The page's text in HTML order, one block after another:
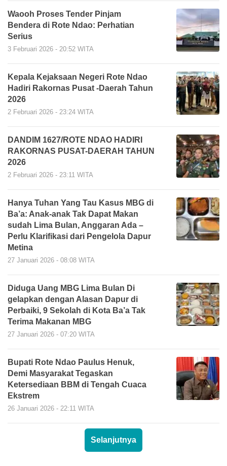
Waooh Proses Tender Pinjam
Bendera di Rote Ndao: Perhatian
Serius
3 Februari 2026 - 20:52 WITA
Kepala Kejaksaan Negeri Rote Ndao
Hadiri Rakornas Pusat -Daerah Tahun
2026
2 Februari 2026 - 23:24 WITA
DANDIM 1627/ROTE NDAO HADIRI
RAKORNAS PUSAT-DAERAH TAHUN
2026
2 Februari 2026 - 23:11 WITA
Hanya Tuhan Yang Tau Kasus MBG di
Ba’a: Anak-anak Tak Dapat Makan
sudah Lima Bulan, Anggaran Ada –
Perlu Klarifikasi dari Pengelola Dapur
Metina
27 Januari 2026 - 08:08 WITA
Diduga Uang MBG Lima Bulan Di
gelapkan dengan Alasan Dapur di
Perbaiki, 9 Sekolah di Kota Ba’a Tak
Terima Makanan MBG
27 Januari 2026 - 07:20 WITA
Bupati Rote Ndao Paulus Henuk,
Demi Masyarakat Tegaskan
Ketersediaan BBM di Tengah Cuaca
Ekstrem
26 Januari 2026 - 22:11 WITA
Selanjutnya